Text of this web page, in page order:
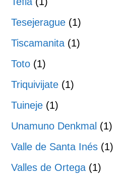
Tesejerague (1)
Tiscamanita (1)
Toto (1)
Triquivijate (1)
Tuineje (1)
Unamuno Denkmal (1)
Valle de Santa Inés (1)
Valles de Ortega (1)